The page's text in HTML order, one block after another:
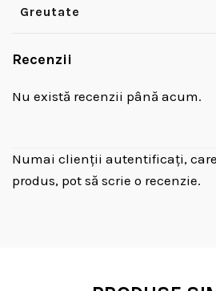
Greutate
Recenzii
Nu există recenzii până acum.
Numai clienții autentificați,
produs, pot să scrie o recenzie.